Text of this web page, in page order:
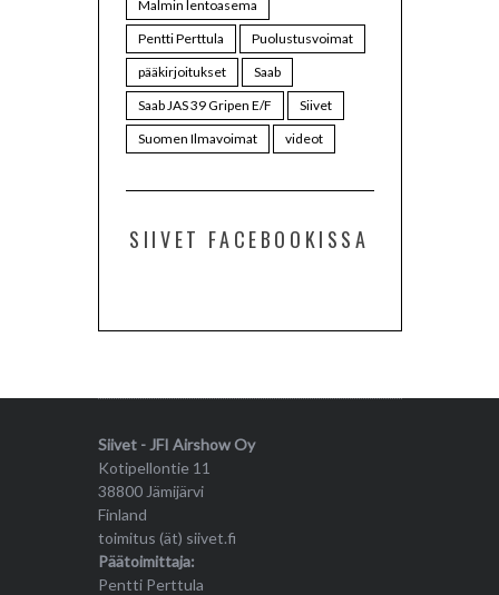
Malmin lentoasema
Pentti Perttula
Puolustusvoimat
pääkirjoitukset
Saab
Saab JAS 39 Gripen E/F
Siivet
Suomen Ilmavoimat
videot
SIIVET FACEBOOKISSA
Siivet - JFI Airshow Oy
Kotipellontie 11
38800 Jämijärvi
Finland
toimitus (ät) siivet.fi
Päätoimittaja:
Pentti Perttula